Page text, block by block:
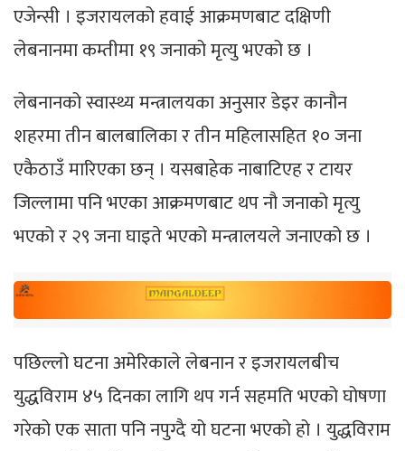
एजेन्सी । इजरायलको हवाई आक्रमणबाट दक्षिणी
लेबनानमा कम्तीमा १९ जनाको मृत्यु भएको छ ।
लेबनानको स्वास्थ्य मन्त्रालयका अनुसार डेइर कानौन
शहरमा तीन बालबालिका र तीन महिलासहित १० जना
एकैठाउँ मारिएका छन् । यसबाहेक नाबाटिएह र टायर
जिल्लामा पनि भएका आक्रमणबाट थप नौ जनाको मृत्यु
भएको र २९ जना घाइते भएको मन्त्रालयले जनाएको छ ।
पछिल्लो घटना अमेरिकाले लेबनान र इजरायलबीच
युद्धविराम ४५ दिनका लागि थप गर्न सहमति भएको घोषणा
गरेको एक साता पनि नपुग्दै यो घटना भएको हो । युद्धविराम